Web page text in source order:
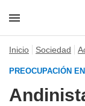
Inicio Sociedad
PREOCUPACIÓN